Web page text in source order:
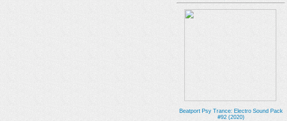
Beatport Psy Trance: Electro Sound Pack
#92 (2020)